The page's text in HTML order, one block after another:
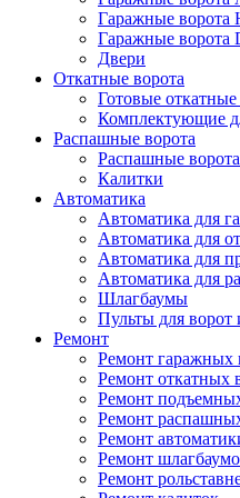
Гаражные ворота
Гаражные ворота
Двери
Откатные ворота
Готовые
Комплектующие
Распашные ворота
Распашные ворота
Калитки
Автоматика
Автоматика для
Автоматика для
Автоматика для
Автоматика для
Шлагбаумы
Пульты для ворот
Ремонт
Ремонт гаражных
Ремонт откатных
Ремонт
Ремонт
Ремонт
Ремонт
Ремонт